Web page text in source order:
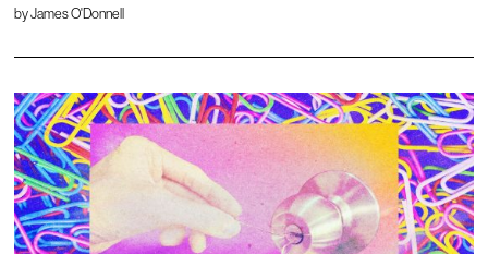
byJames O'Donnell